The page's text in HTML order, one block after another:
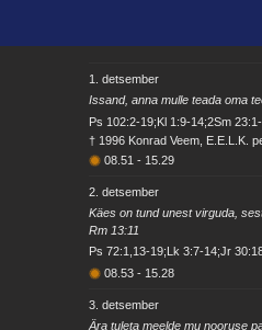
1. detsember
Issand, anna mulle teada oma
Ps 102:2-19;Kl 1:9-14;2Sm
† 1996 Konrad Veem, E.E.L.K.
08.51- 15.29
2. detsember
Käes on tund unest virguda,
Rm 13:11
Ps 72:1,13-19;Lk 3:7-14;Jr
08.53- 15.28
3. detsember
Ära tuleta meelde mu nooruse